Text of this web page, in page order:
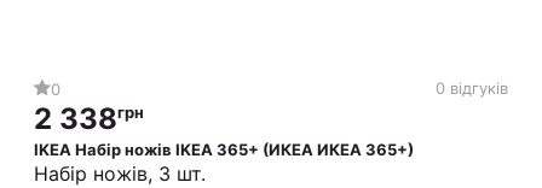
0 0 відгуків
2 338грн
IKEA Набір ножів IKEA 365+ (ИКЕА ИКЕА 365+)
Набір ножів, 3 шт.